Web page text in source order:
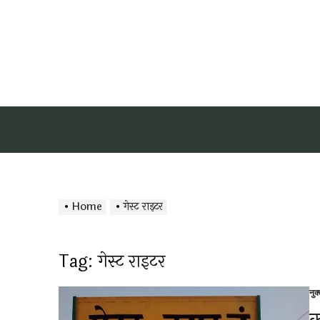
Home गेस्ट राइटर
Tag:गेस्ट राइटर
in